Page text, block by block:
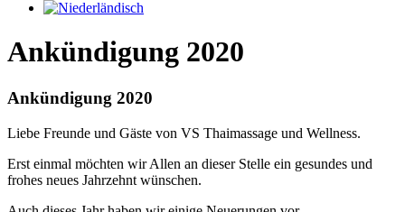
Ankündigung 2020
Ankündigung 2020
Liebe Freunde und Gäste von VS Thaimassage und Wellness.
Erst einmal möchten wir Allen an dieser Stelle ein gesundes und
frohes neues Jahrzehnt wünschen.